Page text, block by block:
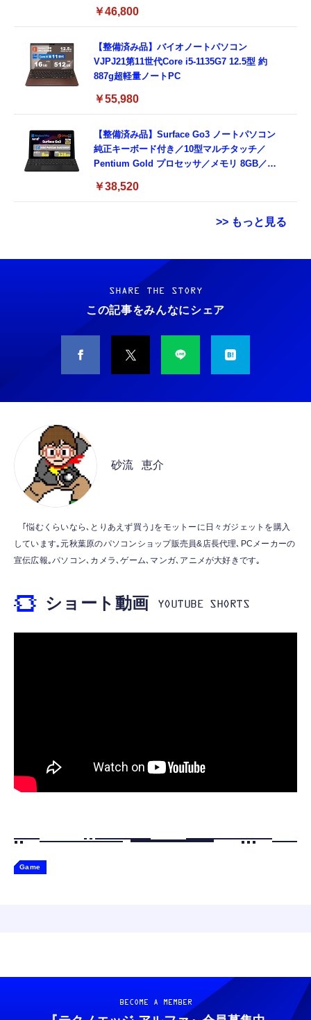
ド付き (整備済み品)
￥46,800
【整備済み品】バイオノートパソコン
VJPJ21第11世代Core i5-1135G7 12.5型 約
887g超軽量ノートPC
￥55,980
【整備済み品】Surface Go3 ノートパソコン
純正キーボード付き／10型マルチタッチ／
Pentium Gold プロセッサ／メモリ 8GB／
Bluetooth5.0／USB-C／1080p顔認証カメラ
￥38,520
>> もっと見る
Grithope イヤホン タイプC【2026新モデル
耐久性】 有線イヤホン マイク付き HiFi音質
ノイズ低減 重低音 遅延なし
￥949
タイプc 寝ホンイヤホン 寝ホン type-c 有線
睡眠用イヤホン 【音質強化バージョン
￥2,199
し 48ビット/96KHz 音量調節対応
【HIFI音質】iphone イヤホンジャック ライ
トニング イヤホン 変換 MFI認証 4極 内蔵
DAC 遅延なし 音量調節/音楽
寝ホン 睡眠用イヤホン 寝ながら 痛くない 超
霊界コミュニケーションロボット BAKETAN
WARASHI ばけたん ワラシ 改 KAI
￥5,400
M10SR AIペット（コミュニケーションロボッ
ト）
ット）
霊界コミュニケーションロボット BAKETAN
WARASHI ばけたん ワラシ 桃 MOMO
￥5,400
【ペットロボット 】lopeto AI robot チャー
ジングベース付き ロペット 充電ベース付き
SHARE THE STORY
この記事をみんなにシェア
砂流 恵介
｢悩むくらいなら､とりあえず買う｣をモットーに日々ガジェットを購入
しています｡元秋葉原のパソコンショップ販売員&店長代理､PCメーカーの
宣伝広報｡パソコン､カメラ､ゲーム､マンガ､アニメが大好きです｡
ショート動画
Game
BECOME A MEMBER